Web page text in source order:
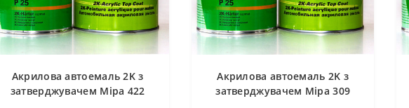
Акрилова автоемаль 2K з
затверджувачем Mipa 422
Акрилова автоемаль 2K з
затверджувачем Mipa 309